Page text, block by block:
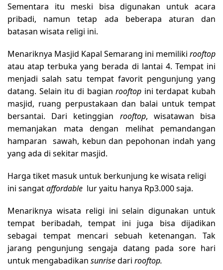
Sementara itu meski bisa digunakan untuk acara
pribadi, namun tetap ada beberapa aturan dan
batasan wisata religi ini.
Menariknya Masjid Kapal Semarang ini memiliki rooftop
atau atap terbuka yang berada di lantai 4. Tempat ini
menjadi salah satu tempat favorit pengunjung yang
datang. Selain itu di bagianrooftop ini terdapat kubah
masjid, ruang perpustakaan dan balai untuk tempat
bersantai. Dari ketinggian rooftop, wisatawan bisa
memanjakan mata dengan melihat pemandangan
hamparan sawah, kebun dan pepohonan indah yang
yang ada di sekitar masjid.
Harga tiket masuk untuk berkunjung ke wisata religi
ini sangataffordable lur yaitu hanya Rp3.000 saja.
Menariknya wisata religi ini selain digunakan untuk
tempat beribadah, tempat ini juga bisa dijadikan
sebagai tempat mencari sebuah ketenangan. Tak
jarang pengunjung sengaja datang pada sore hari
untuk mengabadikan sunrisedari rooftop.